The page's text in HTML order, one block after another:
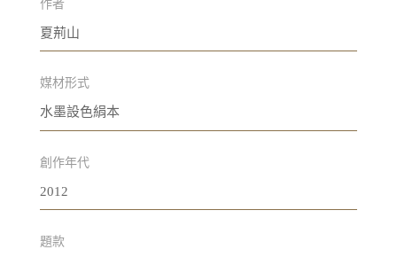
作者
夏荊山
媒材形式
水墨設色絹本
創作年代
2012
題款